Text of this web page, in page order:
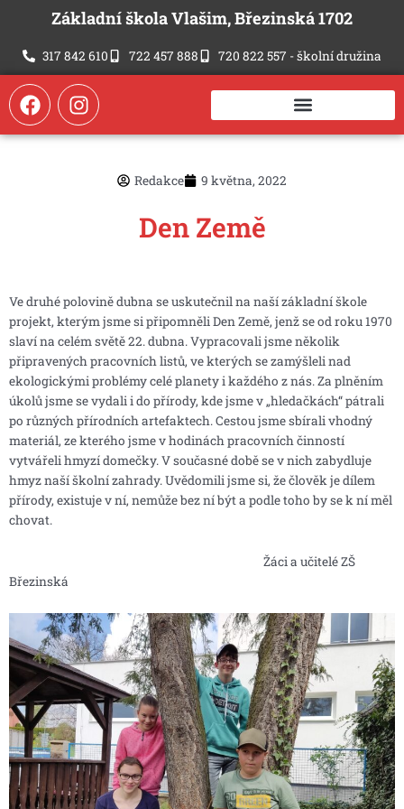
Přeskočit
obsah
Základní škola Vlašim, Březinská 1702
317 842 610 722 457 888 720 822 557 - školní družina
F
a
c
I
n
s
Redakce 9 května, 2022
Den Země
Ve druhé polovině dubna se uskutečnil na naší základní škole
projekt, kterým jsme si připomněli Den Země, jenž se od roku 1970
slaví na celém světě 22. dubna. Vypracovali jsme několik
připravených pracovních listů, ve kterých se zamýšleli nad
ekologickými problémy celé planety i každého z nás. Za plněním
úkolů jsme se vydali i do přírody, kde jsme v „hledačkách“ pátrali
po různých přírodních artefaktech. Cestou jsme sbírali vhodný
materiál, ze kterého jsme v hodinách pracovních činností
vytvářeli hmyzí domečky. V současné době se v nich zabydluje
hmyz naší školní zahrady. Uvědomili jsme si, že člověk je dílem
přírody, existuje v ní, nemůže bez ní být a podle toho by se k ní měl
chovat.
Žáci a učitelé ZŠ
Březinská